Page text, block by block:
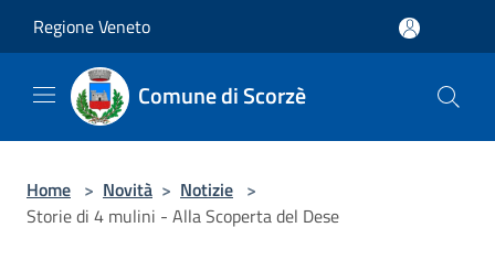
Regione Veneto
Comune di Scorzè
Home > Novità > Notizie >
Storie di 4 mulini - Alla Scoperta del Dese